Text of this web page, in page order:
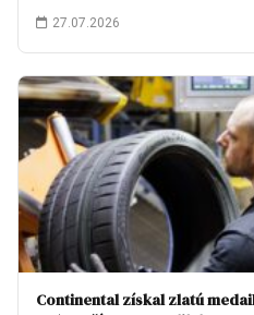
27.07.2026
Continental získal zlatú